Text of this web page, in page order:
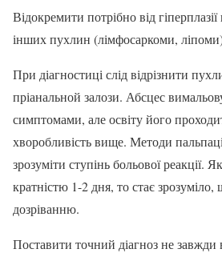
Відокремити потрібно від
інших пухлин (лімфосаркоми,
При діагностиці слід відрізнити
пріанальной залози. Абсцес
симптомами, але освіту його
хворобливість вище. Методи
зрозуміти ступінь больової реакції.
кратністю 1-2 дня, то стає зрозуміло,
дозріванню.
Поставити точний діагноз не завжди